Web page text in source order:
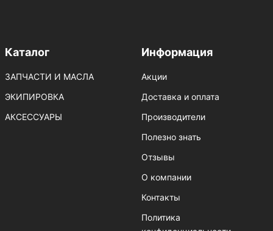
Каталог
ЗАПЧАСТИ И МАСЛА
ЭКИПИРОВКА
АКСЕССУАРЫ
Информация
Акции
Доставка и оплата
Производители
Полезно знать
Отзывы
О компании
Контакты
Политика